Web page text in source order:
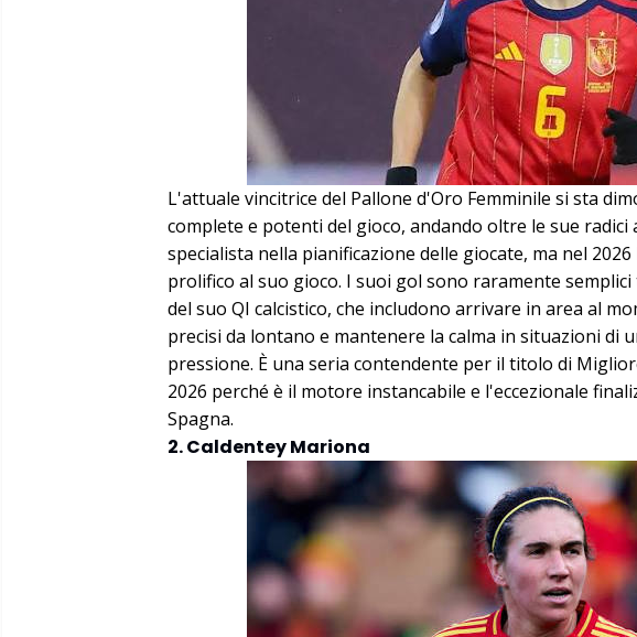
L'attuale vincitrice del Pallone d'Oro Femminile si sta
complete e potenti del gioco, andando oltre le sue
specialista nella pianificazione delle giocate, ma nel
prolifico al suo gioco. I suoi gol sono raramente
del suo QI calcistico, che includono arrivare in area al
precisi da lontano e mantenere la calma in situazioni di
pressione. È una seria contendente per il titolo di
2026 perché è il motore instancabile e l'eccezionale
Spagna.
2. Caldentey Mariona